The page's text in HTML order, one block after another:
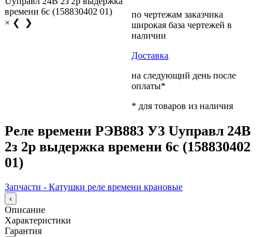
× ❮ ❯
по чертежам заказчика
широкая база чертежей в
наличии
Доставка
на следующий день после
оплаты*
* для товаров из наличия
Реле времени РЭВ883 У3 Uуправл 24В
2з 2р выдержка времени 6с (158830402
01)
Запчасти - Катушки реле времени крановые
‹
Описание
Характеристики
Гарантия